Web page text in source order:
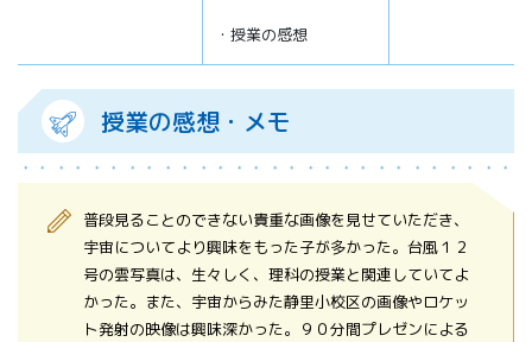
・授業の感想
授業の感想・メモ
普段見ることのできない貴重な画像を見せていただき、
宇宙についてより興味をもった子が多かった。台風１２
号の雲写真は、生々しく、理科の授業と関連していてよ
かった。また、宇宙からみた静里小校区の画像やロケッ
ト発射の映像は興味深かった。９０分間プレゼンによる